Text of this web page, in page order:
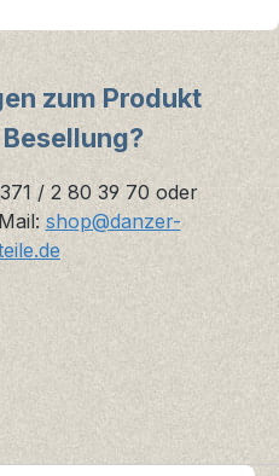
zum Produkt
/ 2 80 39 70 oder
shop@danzer-